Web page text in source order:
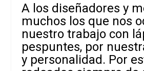
A los diseñadores y
muchos los que nos
nuestro trabajo con
pespuntes, por
y personalidad. Por